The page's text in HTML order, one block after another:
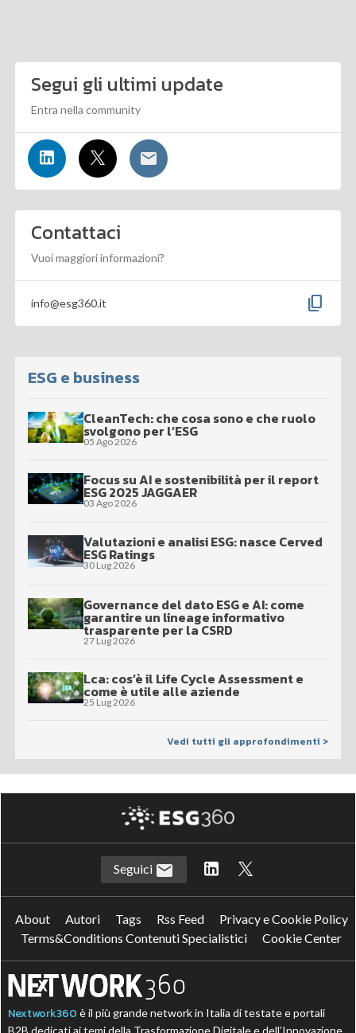
Segui gli ultimi update
Entra nella community
Contattaci
Vuoi maggiori informazioni?
info@esg360.it content_copy
ESG e business
CleanTech: che cosa sono e che ruolo
svolgono per l’ESG
05 Ago 2026
Focus su AI e sostenibilità per il report
ESG 2025 JAGGAER
03 Ago 2026
Valutazioni e analisi ESG: nasce Cerved
ESG Ratings
30 Lug 2026
Governance del dato ESG e AI: come
garantire un lineage informativo
trasparente per la CSRD
27 Lug 2026
Lca: cos’è il Life Cycle Assessment e
come è utile alle aziende
25 Lug 2026
Vedi tutti gli approfondimenti >
Seguici
About Autori Tags Rss Feed
Privacy e Cookie Policy
Terms&Conditions Contenuti Specialistici
Cookie Center
Nextwork360 è il più grande network in Italia di testate e portali
B2B dedicati ai temi della Trasformazione Digitale e dell’Innovazione